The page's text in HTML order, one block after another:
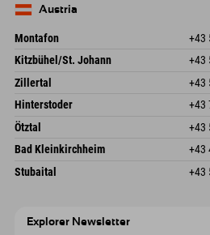
NiemcyAustria
Montafon +43
Dorfstr. 127b
6793 Gaschurn/Montafon
Austria
Kitzbühel/St. Johann +43
Speckbacherstraße 87
Austria
Zillertal +43
Schmiedau 2
Austria
Hinterstoder +43
Freizeitpark 10
Austria
Ötztal +43
Gscheat 14
Austria
Bad Kleinkirchheim +43
Dorfstraße 24
Stubaital +43
Explorer Newsletter